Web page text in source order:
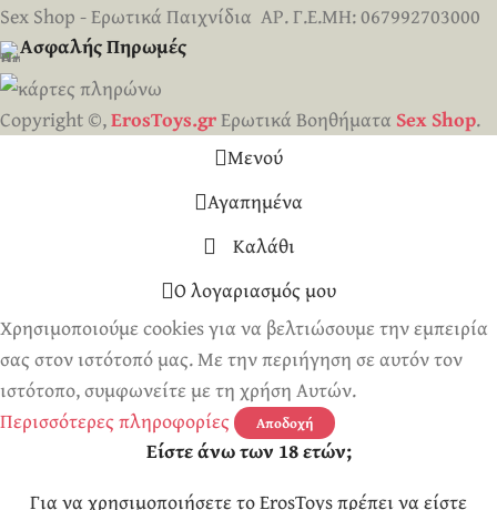
Sex Shop - Ερωτικά Παιχνίδια ΑΡ. Γ.Ε.ΜΗ: 067992703000
Ασφαλής Πηρωμές
Copyright ©,ErosToys.grΕρωτικά Βοηθήματα Sex Shop.
Μενού
Αγαπημένα
Καλάθι
Ο λογαριασμός μου
Χρησιμοποιούμε cookies για να βελτιώσουμε την εμπειρία
σας στον ιστότοπό μας. Με την περιήγηση σε αυτόν τον
ιστότοπο, συμφωνείτε με τη χρήση Αυτών.
Περισσότερες πληροφορίες
Αποδοχή
Είστε άνω των 18 ετών;
Για να χρησιμοποιήσετε το ErosToys πρέπει να είστε